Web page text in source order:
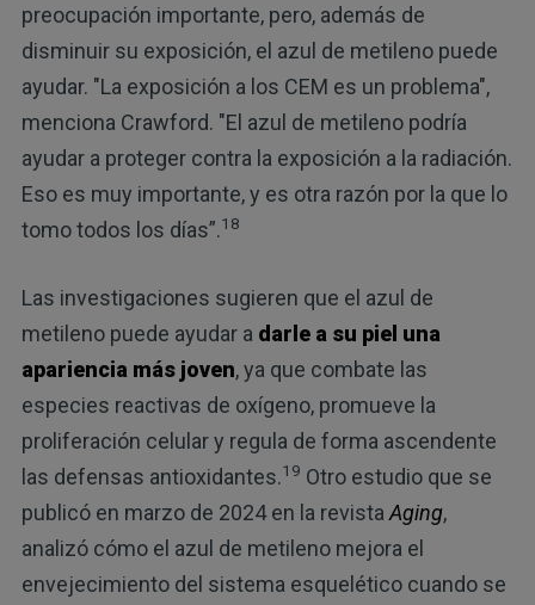
preocupación importante, pero, además de
disminuir su exposición, el azul de metileno puede
ayudar. "La exposición a los CEM es un problema",
menciona Crawford. "El azul de metileno podría
ayudar a proteger contra la exposición a la radiación.
Eso es muy importante, y es otra razón por la que lo
tomo todos los días”.18
Las investigaciones sugieren que el azul de
metileno puede ayudar a darle a su piel una
apariencia más joven, ya que combate las
especies reactivas de oxígeno, promueve la
proliferación celular y regula de forma ascendente
las defensas antioxidantes.19 Otro estudio que se
publicó en marzo de 2024 en la revista Aging,
analizó cómo el azul de metileno mejora el
envejecimiento del sistema esquelético cuando se